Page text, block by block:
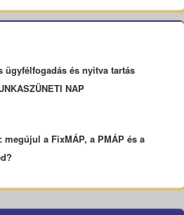
ügyfélfogadás és nyitva tartás
NAP
a FixMÁP, a PMÁP és a